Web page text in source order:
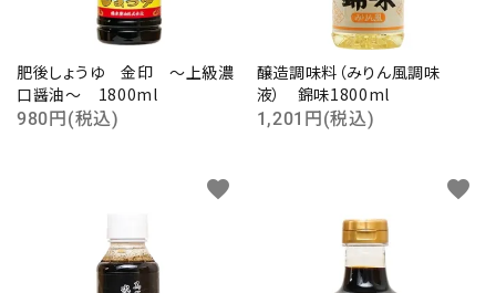
肥後しょうゆ 金印 ～上級濃
口醤油～ 1800ml
980円(税込)
醸造調味料（みりん風調味
液） 錦味1800ml
1,201円(税込)
favorite favorite